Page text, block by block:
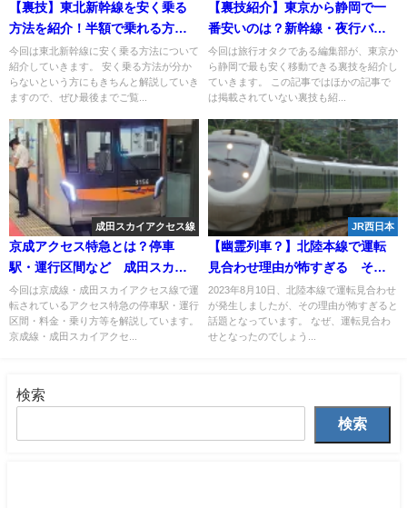
【裏技】東北新幹線を安く乗る
方法を紹介！半額で乗れる方法
も解説！
今回は東北新幹線に安く乗る方法について
紹介していきます。 安く乗る方法が分か
らないという方にもきちんと解説していき
ますので、ぜひ最後までご覧...
【裏技紹介】東京から静岡で一
番安いのは？新幹線・夜行バ
ス・高速バス・電車を徹底比
較！予約・格安チケットも紹介
今回は旅行オタクである編集部が、東京か
ら静岡で最も安く移動できる裏技を紹介し
ていきます。 この記事ではほかの記事で
は掲載されていない裏技も紹...
成田スカイアクセス線
京成アクセス特急とは？停車
駅・運行区間など 成田スカイ
アクセス線にも直通運転
今回は京成線・成田スカイアクセス線で運
転されているアクセス特急の停車駅・運行
区間・料金・乗り方等を解説しています。
京成線・成田スカイアクセ...
JR西日本
【幽霊列車？】北陸本線で運転
見合わせ理由が怖すぎる その
理由とは？
2023年8月10日、北陸本線で運転見合わせ
が発生しましたが、その理由が怖すぎると
話題となっています。 なぜ、運転見合わ
せとなったのでしょう...
検索
検索